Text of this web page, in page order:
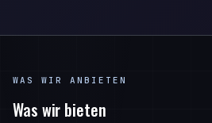
WAS WIR ANBIETEN
Was wir bieten